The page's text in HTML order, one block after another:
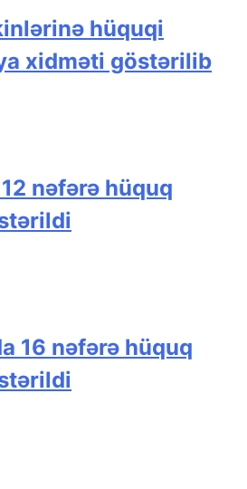
hüquqi
xidməti göstərilib
nəfərə hüquq
16 nəfərə hüquq